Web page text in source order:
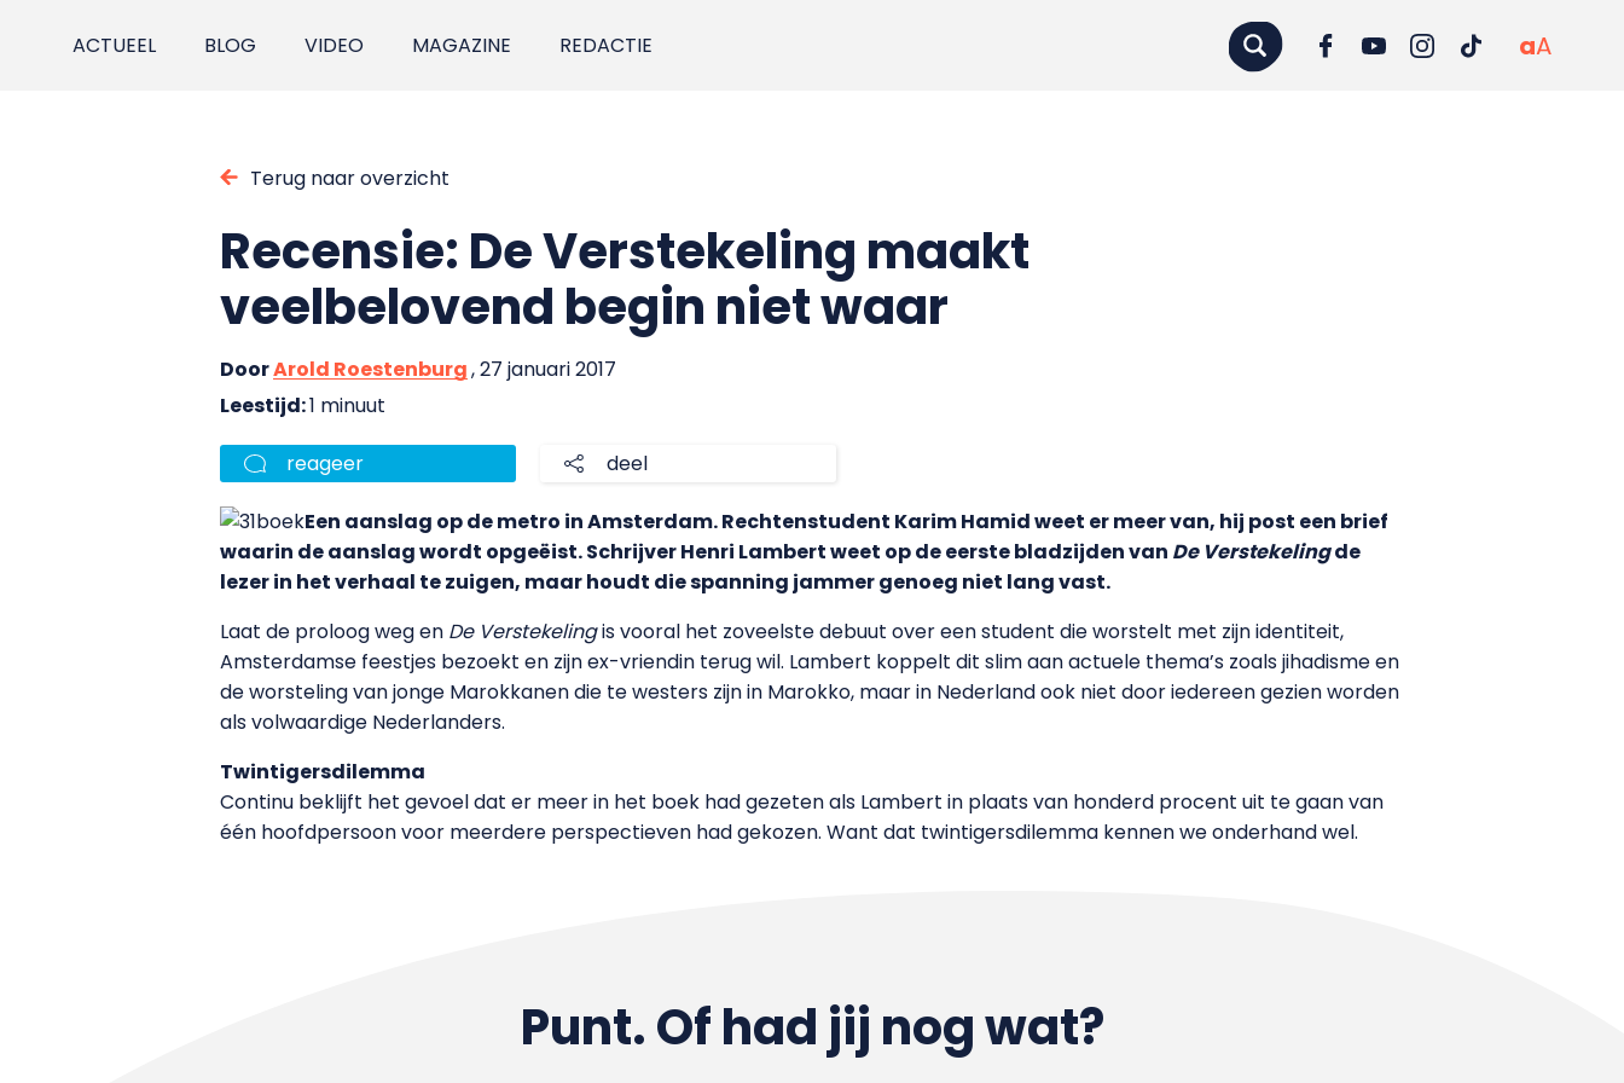
ACTUEEL BLOG VIDEO MAGAZINE REDACTIE aA
Terug naar overzicht
Recensie: De Verstekeling maakt
veelbelovend begin niet waar
DoorArold Roestenburg, 27 januari 2017
Leestijd:1 minuut
reageer deel
Een aanslag op de metro in Amsterdam. Rechtenstudent Karim Hamid weet er meer van, hij post een brief
waarin de aanslag wordt opgeëist. Schrijver Henri Lambert weet op de eerste bladzijden van De Verstekelingde
lezer in het verhaal te zuigen, maar houdt die spanning jammer genoeg niet lang vast.
Laat de proloog weg en De Verstekelingis vooral het zoveelste debuut over een student die worstelt met zijn identiteit,
Amsterdamse feestjes bezoekt en zijn ex-vriendin terug wil. Lambert koppelt dit slim aan actuele thema’s zoals jihadisme en
de worsteling van jonge Marokkanen die te westers zijn in Marokko, maar in Nederland ook niet door iedereen gezien worden
als volwaardige Nederlanders.
Twintigersdilemma
Continu beklijft het gevoel dat er meer in het boek had gezeten als Lambert in plaats van honderd procent uit te gaan van
één hoofdpersoon voor meerdere perspectieven had gekozen. Want dat twintigersdilemma kennen we onderhand wel.
Punt. Of had jij nog wat?